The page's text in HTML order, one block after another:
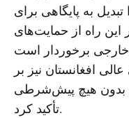
به پایگاهی برای
این راه از حمایت‌های
افغانستان نیز بر
بدون هیچ پیش‌شرطی
تأکید کرد.